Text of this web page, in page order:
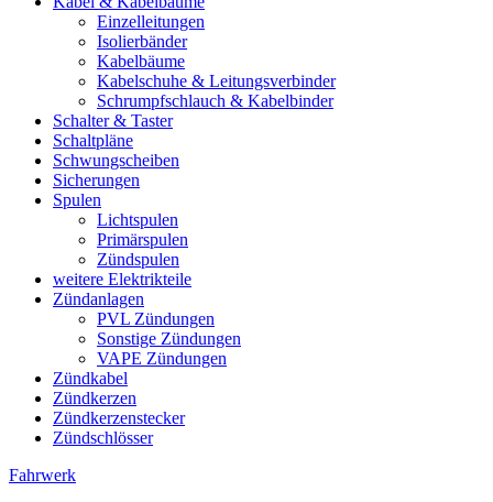
Einzelleitungen
Isolierbänder
Kabelbäume
Kabelschuhe & Leitungsverbinder
Schrumpfschlauch & Kabelbinder
Schalter & Taster
Schaltpläne
Schwungscheiben
Sicherungen
Spulen
Lichtspulen
Primärspulen
Zündspulen
weitere Elektrikteile
Zündanlagen
PVL Zündungen
Sonstige Zündungen
VAPE Zündungen
Zündkabel
Zündkerzen
Zündkerzenstecker
Zündschlösser
Fahrwerk